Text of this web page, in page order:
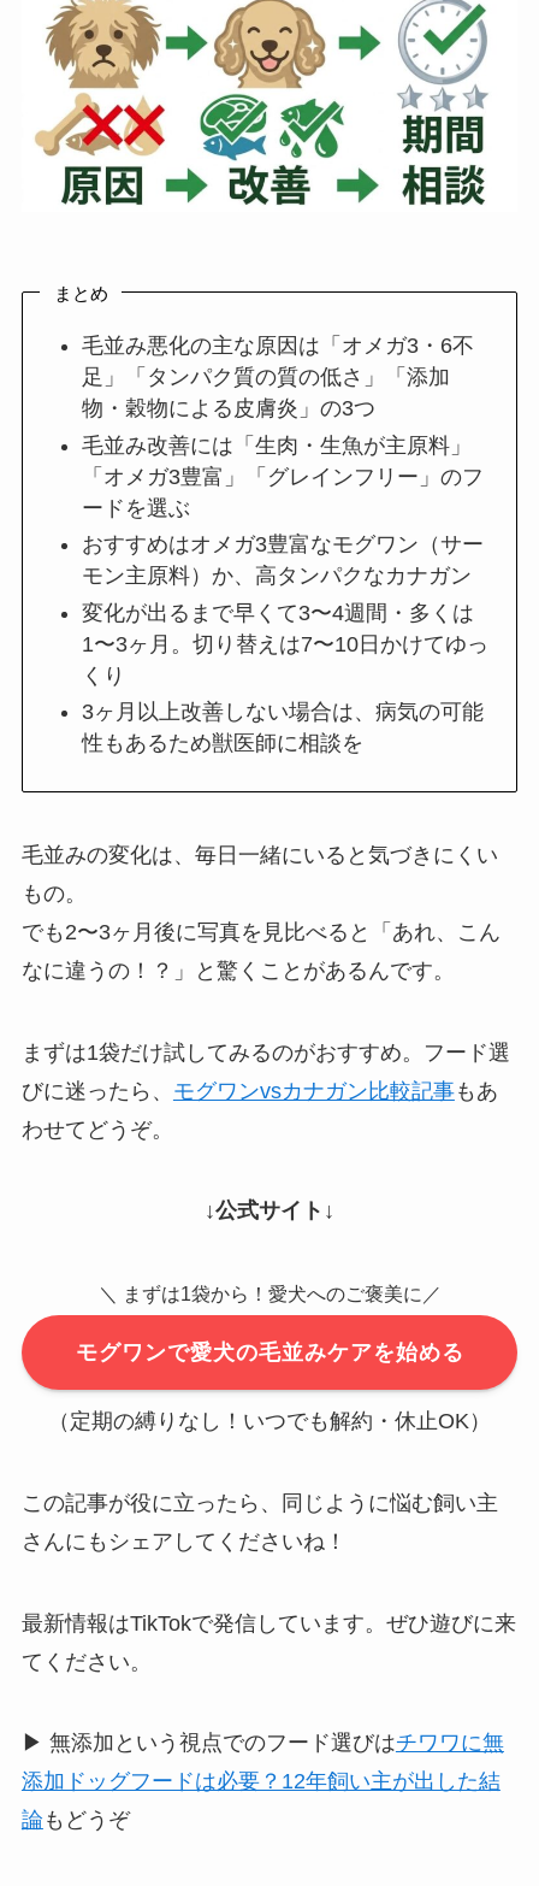
まとめ
毛並み悪化の主な原因は「オメガ3・6不
足」「タンパク質の質の低さ」「添加
物・穀物による皮膚炎」の3つ
毛並み改善には「生肉・生魚が主原料」
「オメガ3豊富」「グレインフリー」のフ
ードを選ぶ
おすすめはオメガ3豊富なモグワン（サー
モン主原料）か、高タンパクなカナガン
変化が出るまで早くて3〜4週間・多くは
1〜3ヶ月。切り替えは7〜10日かけてゆっ
くり
3ヶ月以上改善しない場合は、病気の可能
性もあるため獣医師に相談を
毛並みの変化は、毎日一緒にいると気づきにくい
もの。
でも2〜3ヶ月後に写真を見比べると「あれ、こん
なに違うの！？」と驚くことがあるんです。
まずは1袋だけ試してみるのがおすすめ。フード選
びに迷ったら、 モグワンvsカナガン比較記事もあ
わせてどうぞ。
↓公式サイト↓
＼ まずは1袋から！愛犬へのご褒美に／
モグワンで愛犬の毛並みケアを始める
（定期の縛りなし！いつでも解約・休止OK）
この記事が役に立ったら、同じように悩む飼い主
さんにもシェアしてくださいね！
最新情報はTikTokで発信しています。ぜひ遊びに来
てください。
▶ 無添加という視点でのフード選びはチワワに無
添加ドッグフードは必要？12年飼い主が出した結
論 もどうぞ